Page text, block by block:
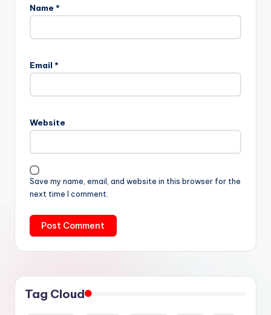
Name *
Email *
Website
Save my name, email, and website in this browser for the
next time I comment.
Tag Cloud